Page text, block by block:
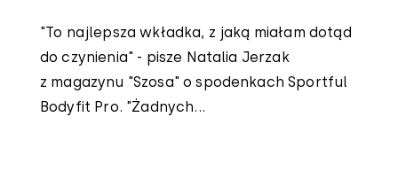
"To najlepsza wkładka, z jaką miałam dotąd
do czynienia" - pisze Natalia Jerzak
z magazynu "Szosa" o spodenkach Sportful
Bodyfit Pro. "Żadnych...